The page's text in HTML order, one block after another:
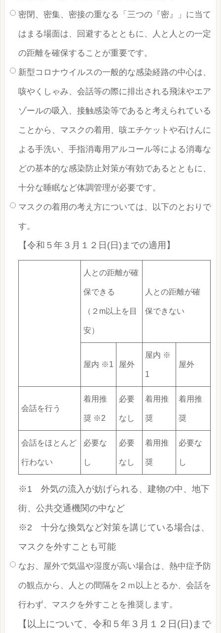
密閉、密集、密接の重なる「三つの『密』」に当て
はまる場面は、回避するとともに、人と人との一定
の距離を確保することが重要です。
新型コロナウイルスの一般的な感染経路の中心は、
咳やくしゃみ、会話等の際に排出される飛沫やエア
ゾールの吸入、接触感染等であると考えられている
ことから、マスクの着用、咳エチケットや石けんに
よる手洗い、手指消毒用アルコール等による消毒な
どの基本的な感染防止対策が有効であるとともに、
十分な睡眠など体調管理が必要です。
マスクの着用の考え方については、以下のとおりで
す。
【令和５年３月１２日(日)までの適用】
人との距離が確
保できる
（２m以上を目
安）
人との距離が確
保できない
屋内 ※1 屋外
屋内 ※
1
屋外
会話を行う
着用推
奨 ※2
必要
なし
着用推
奨
着用推
奨
会話をほとんど
行わない
必要な
し
必要
なし
着用推
奨
必要な
し
※1 外気の流入が妨げられる、建物の中、地下
街、公共交通機関の中など
※2 十分な換気など対策を講じている場合は、
マスクを外すことも可能
なお、屋外で気温や湿度が高い場合は、熱中症予防
の観点から、人との間隔を２ｍ以上とるか、会話を
行わず、マスクを外すことを推奨します。
【以上について、令和５年３月１２日(日)まで